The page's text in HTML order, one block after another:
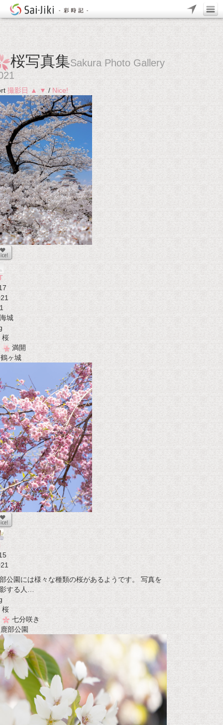
桜写真集Sakura Photo Gallery
撮影日 ▲ ▼ / Nice!
1
城
桜
満開
ヶ城
公園には様々な種類の桜があるようです。 写真を
する人…
桜
七分咲き
部公園